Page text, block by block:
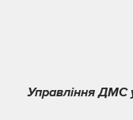
Управління ДМС